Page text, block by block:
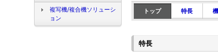
トップ 特長
特長
複写機/複合機ソリューシ
ョン